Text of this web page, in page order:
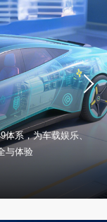
体系，为车载娱乐、
与体验